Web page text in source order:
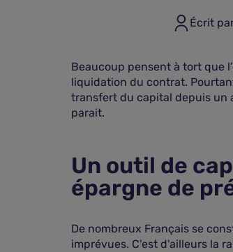
Écrit
Beaucoup pensent à tort que
liquidation du contrat.
transfert du capital depuis un
parait.
Un outil de
épargne de
De nombreux Français se
imprévues. C'est d'ailleurs la